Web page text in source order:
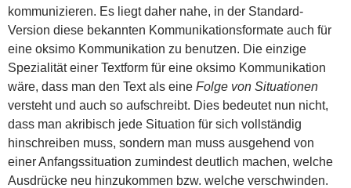
kommunizieren. Es liegt daher nahe, in der Standard-
Version diese bekannten Kommunikationsformate auch für
eine oksimo Kommunikation zu benutzen. Die einzige
Spezialität einer Textform für eine oksimo Kommunikation
wäre, dass man den Text als eine Folge von Situationen
versteht und auch so aufschreibt. Dies bedeutet nun nicht,
dass man akribisch jede Situation für sich vollständig
hinschreiben muss, sondern man muss ausgehend von
einer Anfangssituation zumindest deutlich machen, welche
Ausdrücke neu hinzukommen bzw. welche verschwinden.